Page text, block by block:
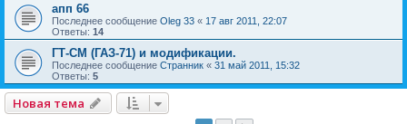
апп 66
Последнее сообщение Oleg 33 « 17 авг 2011, 22:07
Ответы: 14
ГТ-СМ (ГАЗ-71) и модификации.
Последнее сообщение Странник « 31 май 2011, 15:32
Ответы: 5
Новая тема